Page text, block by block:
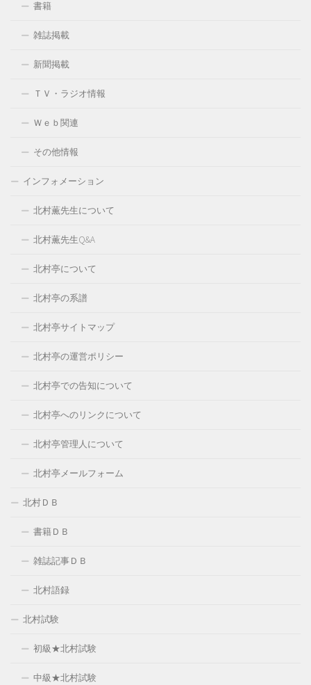
書籍
雑誌掲載
新聞掲載
ＴＶ・ラジオ情報
Ｗｅｂ関連
その他情報
インフォメーション
北村薫先生について
北村薫先生Q&A
北村亭について
北村亭の系譜
北村亭サイトマップ
北村亭の運営ポリシー
北村亭での告知について
北村亭へのリンクについて
北村亭管理人について
北村亭メールフォーム
北村ＤＢ
書籍ＤＢ
雑誌記事ＤＢ
北村語録
北村試験
初級★北村試験
中級★北村試験